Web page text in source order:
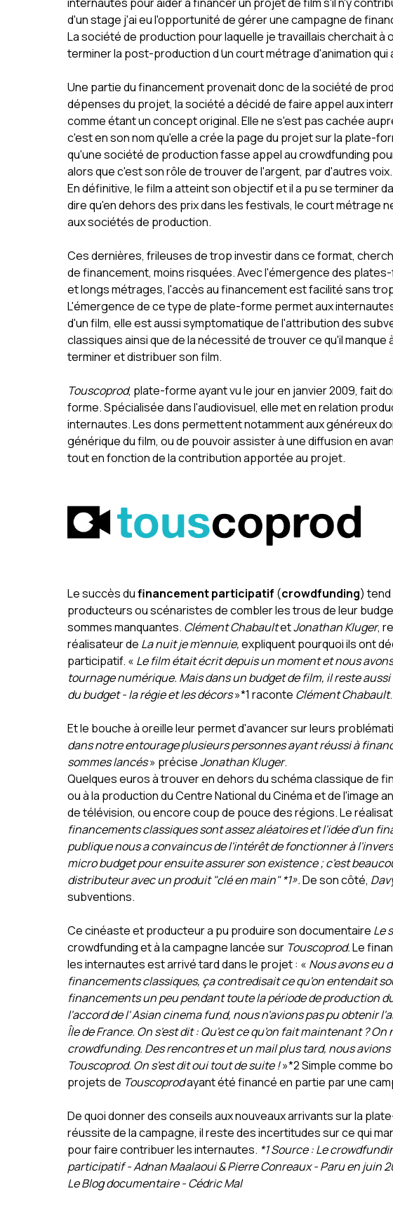
d'un stage j'ai eu l'opportunité de gérer une campagne de
La société de production pour laquelle je travaillais cherchait à
terminer la post-production dun court métrage d'animation
Une partie du financement provenait donc de la société de
dépenses du projet, la société a décidé de faire appel aux
comme étant un concept original. Elle ne s'est pas cachée
c'est en son nom qu'elle a crée la page du projet sur la plate-
qu'une société de production fasse appel au crowdfunding
alors que c'est son rôle de trouver de l'argent, par d'autres voix.
En définitive, le film a atteint son objectif et il a pu se terminer
dire qu'en dehors des prix dans les festivals, le court métrage
aux sociétés de production.
Ces dernières, frileuses de trop investir dans ce format,
de financement, moins risquées. Avec l'émergence des
et longs métrages, l'accès au financement est facilité sans
L'émergence de ce type de plate-forme permet aux
d'un film, elle est aussi symptomatique de l'attribution des
classiques ainsi que de la nécessité de trouver ce qu'il manque
terminer et distribuer son film.
Touscoprod, plate-forme ayant vu le jour en janvier 2009, fait
forme. Spécialisée dans l'audiovisuel, elle met en relation
internautes. Les dons permettent notamment aux généreux
générique du film, ou de pouvoir assister à une diffusion en
tout en fonction de la contribution apportée au projet.
Le succès dufinancement participatif (crowdfunding) tend
producteurs ou scénaristes de combler les trous de leur
sommes manquantes. Clément ChabaultetJonathan Kluger,
réalisateur de La nuit je m'ennuie,expliquent pourquoi ils ont
participatif. « Le film était écrit depuis un moment et nous
tournage numérique. Mais dans un budget de film, il reste
du budget - la régie et les décors»*1 raconte Clément Chabault.
Et le bouche à oreille leur permet d'avancer sur leurs
dans notre entourage plusieurs personnes ayant réussi à
sommes lancés» préciseJonathan Kluger.
Quelques euros à trouver en dehors du schéma classique de
ou à la production du Centre National du Cinéma et de l'image
de télévision, ou encore coup de pouce des régions. Le
financements classiques sont assez aléatoires et l'idée d'un
publique nous a convaincus de l'intérêt de fonctionner à
micro budget pour ensuite assurer son existence ; c'est
distributeur avec un produit "clé en main" *1».De son côté,
subventions.
Ce cinéaste et producteur a pu produire son documentaire Le
crowdfunding et à la campagne lancée sur Touscoprod.Le
les internautes est arrivé tard dans le projet : « Nous avons eu
financements classiques, ça contredisait ce qu'on entendait
financements un peu pendant toute la période de production
l'accord de l' Asian cinema fund, nous n'avions pas pu obtenir
Île de France. On s'est dit : Qu'est ce qu'on fait maintenant ?
crowdfunding. Des rencontres et un mail plus tard, nous
Touscoprod. On s'est dit oui tout de suite !»*2 Simple comme
projets de Touscoprodayant été financé en partie par une
De quoi donner des conseils aux nouveaux arrivants sur la
réussite de la campagne, il reste des incertitudes sur ce qui
pour faire contribuer les internautes. *1 Source : Le
participatif - Adnan Maalaoui & Pierre Conreaux - Paru en juin
Le Blog documentaire - Cédric Mal